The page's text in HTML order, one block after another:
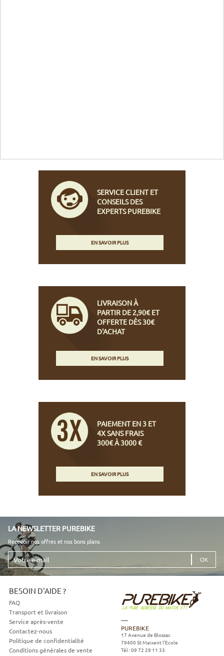
SERVICE CLIENT ET
CONSEILS DES
EXPERTS PUREBIKE
EN SAVOIR PLUS
LIVRAISON À
PARTIR DE 2,90€ ET
OFFERTE DÈS 30€
D'ACHAT
EN SAVOIR PLUS
PAIEMENT EN 3 ET
4X SANS FRAIS
300€ À 3000 €
EN SAVOIR PLUS
LA NEWSLETTER PUREBIKE
Recevoir nos offres et nos bons plans
Votre
e-
mail
BESOIN D'AIDE ?
FAQ
Transport et livraison
Service après-vente
Contactez-nous
Politique de confidentialité
Conditions générales de vente
PUREBIKE
17 Avenue de Blossac
79400 St Maixent l'Ecole
Tél :09 72 29 11 33